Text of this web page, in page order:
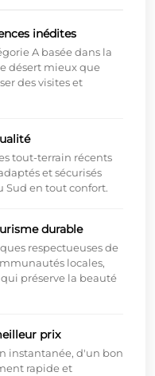
inédites
A basée dans la
désert mieux que
des visites et
tout-terrain récents
et sécurisés
Sud en tout confort.
durable
respectueuses de
locales,
préserve la beauté
prix
instantanée, d'un bon
rapide et